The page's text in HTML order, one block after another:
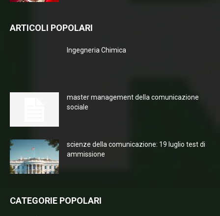
ARTICOLI POPOLARI
Ingegneria Chimica
master management della comunicazione
sociale
scienze della comunicazione: 19 luglio test di
ammissione
CATEGORIE POPOLARI